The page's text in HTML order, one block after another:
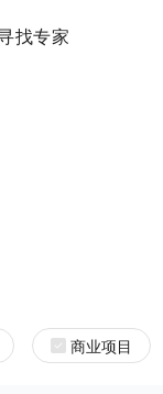
找专家
商业项目